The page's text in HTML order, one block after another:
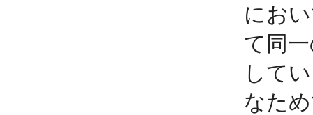
にお
て同
して
なた